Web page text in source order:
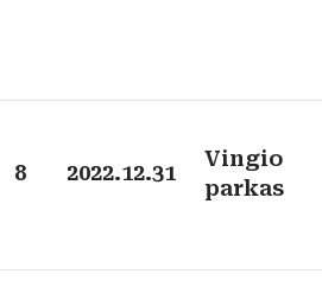
8 2022.12.31
Vingio
parkas